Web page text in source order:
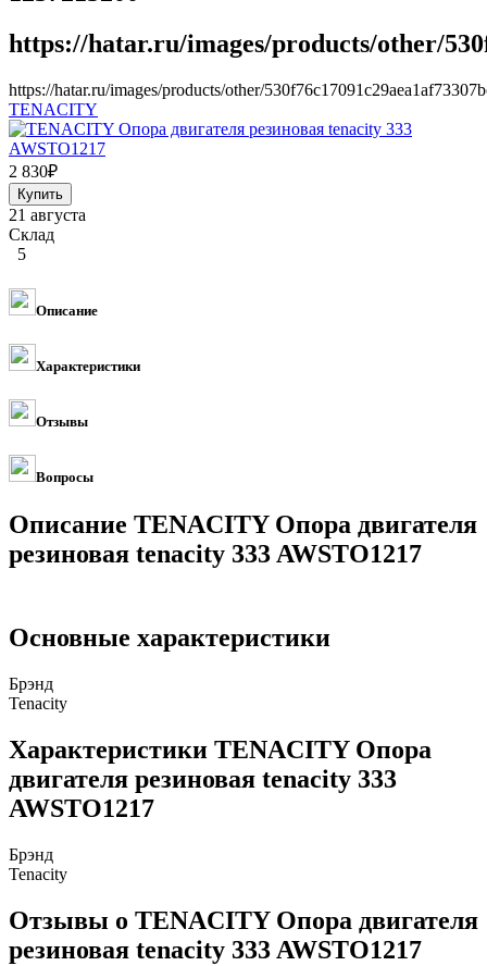
https://hatar.ru/images/products/other/
https://hatar.ru/images/products/other/
TENACITY
2 830₽
21 августа
Склад
5
Описание
Характеристики
Отзывы
Вопросы
Описание TENACITY Опора двигателя
резиновая tenacity 333 AWSTO1217
Основные характеристики
Брэнд
Tenacity
Характеристики TENACITY Опора
двигателя резиновая tenacity 333
AWSTO1217
Брэнд
Tenacity
Отзывы о TENACITY Опора двигателя
резиновая tenacity 333 AWSTO1217